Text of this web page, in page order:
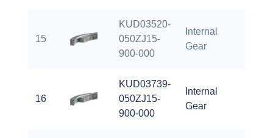
15
KUD03520-
050ZJ15-
900-000
Internal
Gear
16
KUD03739-
050ZJ15-
900-000
Internal
Gear